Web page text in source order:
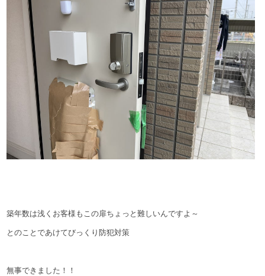
会社概要
ブログ（現場より）
築年数は浅くお客様もこの扉ちょっと難しいんですよ～
とのことであけてびっくり防犯対策
無事できました！！